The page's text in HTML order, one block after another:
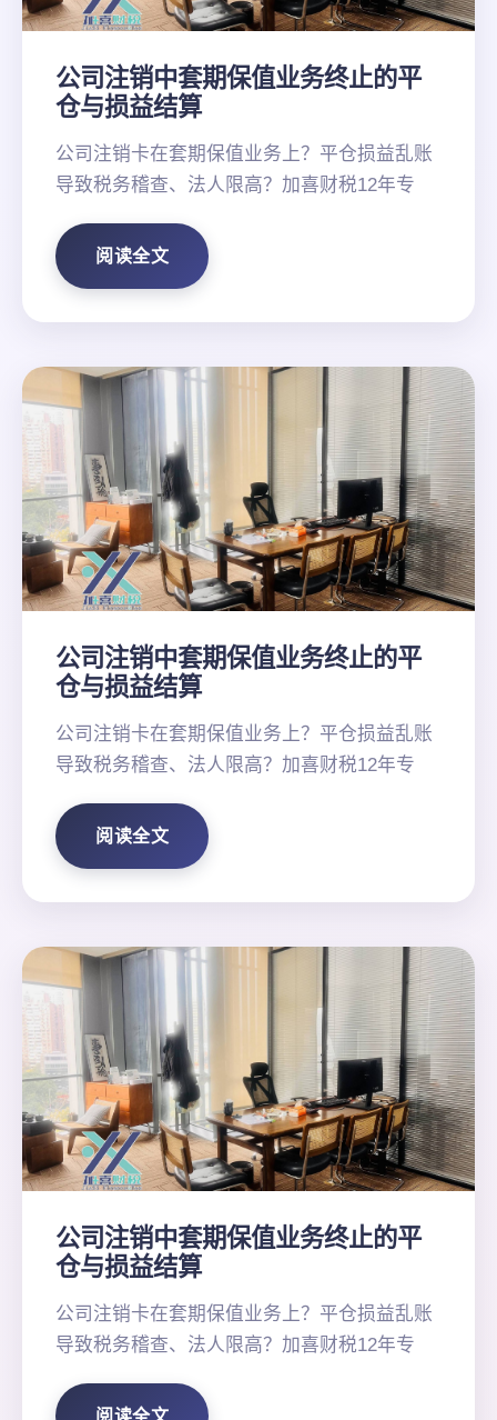
公司注销中套期保值业务终止的平
仓与损益结算
公司注销卡在套期保值业务上？平仓损益乱账
导致税务稽查、法人限高？加喜财税12年专
阅读全文
公司注销中套期保值业务终止的平
仓与损益结算
公司注销卡在套期保值业务上？平仓损益乱账
导致税务稽查、法人限高？加喜财税12年专
阅读全文
公司注销中套期保值业务终止的平
仓与损益结算
公司注销卡在套期保值业务上？平仓损益乱账
导致税务稽查、法人限高？加喜财税12年专
阅读全文